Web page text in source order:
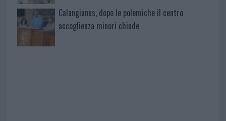
Calangianus, dopo le polemiche il centro
accoglienza minori chiude